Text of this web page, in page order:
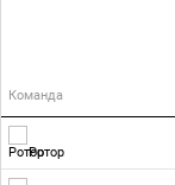
Команда
Ротор